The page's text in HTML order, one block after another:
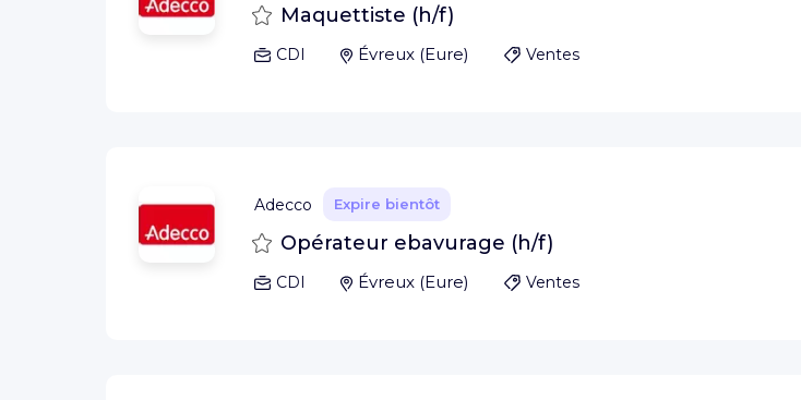
Sauvegarder
Maquettiste (h/f)
CDI Évreux(Eure) Ventes
Adecco Expire bientôt
Sauvegarder
Opérateur ebavurage (h/f)
CDI Évreux(Eure) Ventes